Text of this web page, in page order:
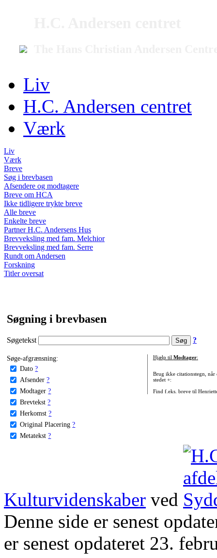
Liv
H.C. Andersen centret
Værk
Liv
Værk
Breve
Søg i brevbasen
Afsendere og modtagere
Breve om HCA
Ikke tidligere trykte breve
Alle breve
Enkelte breve
Partner H.C. Andersens Hus
Brevveksling med fam. Melchior
Brevveksling med fam. Serre
Rundt om Andersen
Forskning
Titler oversat
Søgning i brevbasen
Søgetekst ?
Søge-afgrænsning:
Dato ?
Afsender ?
Modtager ?
Brevtekst ?
Herkomst ?
Original Placering ?
Metatekst ?
Hjælp til Modtager:
Brug ikke citationstegn, når
stedet +:
Find f.eks. breve til
Kulturvidenskaber ved
Denne side er senest
er senest opdateret 23.